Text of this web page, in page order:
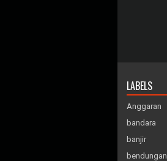
LABELS
Anggaran
bandara
banjir
bendungan